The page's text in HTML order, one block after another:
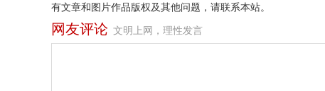
有文章和图片作品版权及其他问题，请联系本站。
网友评论 文明上网，理性发言